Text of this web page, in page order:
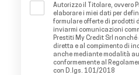
Autorizzo il Titolare, ovvero
elaborare i miei dati per
formulare offerte di prodotti
inviarmi comunicazioni
Prestiti My Credit Srl
diretta e al compimento di
anche mediante modalità
conformemente al
con D.lgs. 101/2018